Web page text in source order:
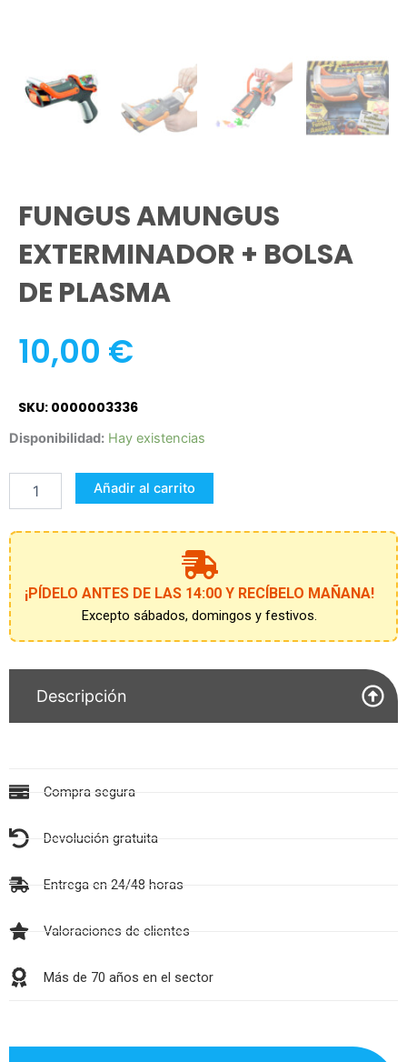
FUNGUS AMUNGUS
EXTERMINADOR + BOLSA
DE PLASMA
10,00 €
SKU: 0000003336
Disponibilidad: Hay existencias
FUNGUS
EXTERMINADOR
BOLSA
PLASMA
cantidad
Añadir al carrito
¡PÍDELO ANTES DE LAS 14:00 Y RECÍBELO MAÑANA!
Excepto sábados, domingos y festivos.
Descripción
Compra segura
Devolución gratuita
Entrega en 24/48 horas
Valoraciones de clientes
Más de 70 años en el sector